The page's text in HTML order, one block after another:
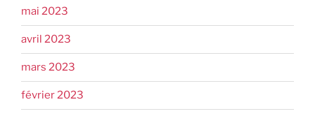
mai 2023
avril 2023
mars 2023
février 2023